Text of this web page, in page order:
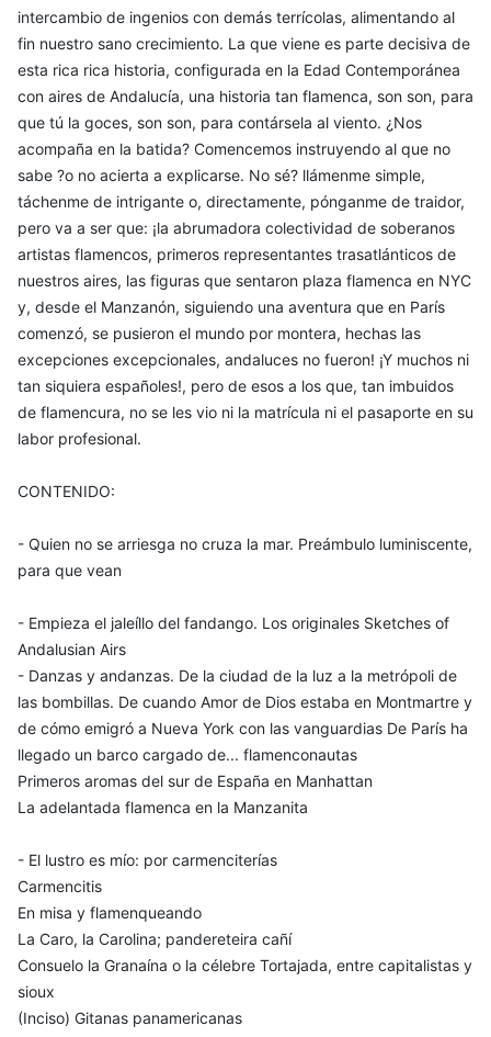
intercambio de ingenios con demás terrícolas, alimentando al
fin nuestro sano crecimiento. La que viene es parte decisiva de
esta rica rica historia, configurada en la Edad Contemporánea
con aires de Andalucía, una historia tan flamenca, son son, para
que tú la goces, son son, para contársela al viento. ¿Nos
acompaña en la batida? Comencemos instruyendo al que no
sabe ?o no acierta a explicarse. No sé? llámenme simple,
táchenme de intrigante o, directamente, pónganme de traidor,
pero va a ser que: ¡la abrumadora colectividad de soberanos
artistas flamencos, primeros representantes trasatlánticos de
nuestros aires, las figuras que sentaron plaza flamenca en NYC
y, desde el Manzanón, siguiendo una aventura que en París
comenzó, se pusieron el mundo por montera, hechas las
excepciones excepcionales, andaluces no fueron! ¡Y muchos ni
tan siquiera españoles!, pero de esos a los que, tan imbuidos
de flamencura, no se les vio ni la matrícula ni el pasaporte en su
labor profesional.
CONTENIDO:
- Quien no se arriesga no cruza la mar. Preámbulo luminiscente,
para que vean
- Empieza el jaleíllo del fandango. Los originales Sketches of
Andalusian Airs
- Danzas y andanzas. De la ciudad de la luz a la metrópoli de
las bombillas. De cuando Amor de Dios estaba en Montmartre y
de cómo emigró a Nueva York con las vanguardias De París ha
llegado un barco cargado de... flamenconautas
Primeros aromas del sur de España en Manhattan
La adelantada flamenca en la Manzanita
- El lustro es mío: por carmenciterías
Carmencitis
En misa y flamenqueando
La Caro, la Carolina; pandereteira cañí
Consuelo la Granaína o la célebre Tortajada, entre capitalistas y
sioux
(Inciso) Gitanas panamericanas